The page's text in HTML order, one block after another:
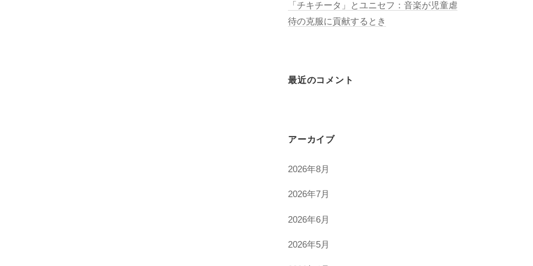
「チキチータ」とユニセフ：音楽が児童虐
待の克服に貢献するとき
最近のコメント
アーカイブ
2026年8月
2026年7月
2026年6月
2026年5月